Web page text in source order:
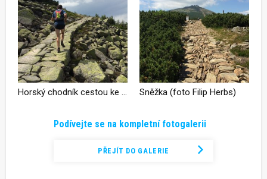
Podívejte se na kompletní fotogalerii
PŘEJÍT DO GALERIE
Sněžka (foto Filip Herbs)